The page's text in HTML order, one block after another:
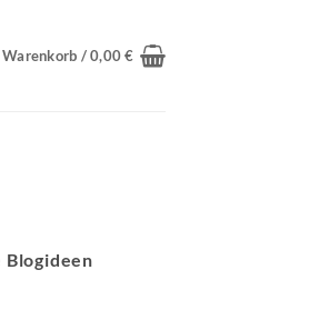
Warenkorb /0,00€